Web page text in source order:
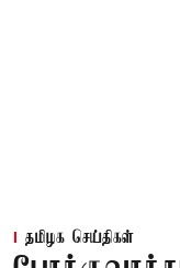
தமிழக செய்திகள்